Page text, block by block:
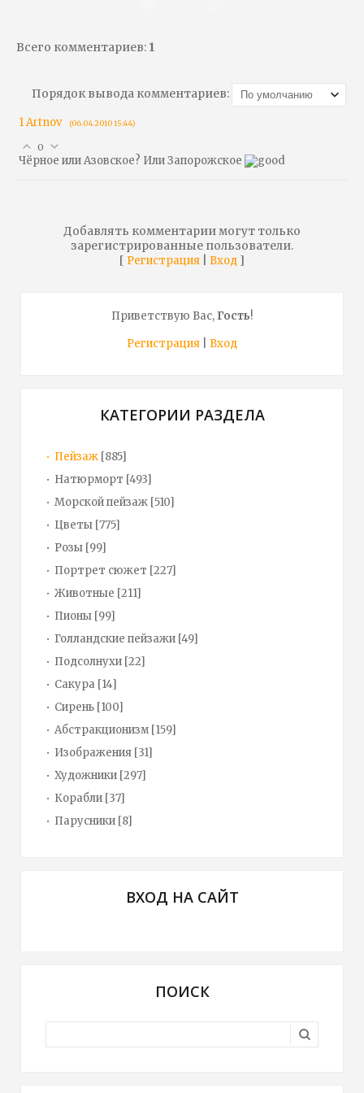
Всего комментариев: 1
Порядок вывода комментариев:
1Artnov (06.04.2010 15:44)
0
Чёрное или Азовское? Или Запорожское
Добавлять комментарии могут только
зарегистрированные пользователи.
[ Регистрация Вход ]
Приветствую Вас,Гость!
Регистрация
Вход
КАТЕГОРИИ РАЗДЕЛА
Пейзаж [885]
Натюрморт [493]
Морской пейзаж [510]
Цветы [775]
Розы [99]
Портрет сюжет [227]
Животные [211]
Пионы [99]
Голландские пейзажи [49]
Подсолнухи [22]
Сакура [14]
Сирень [100]
Абстракционизм [159]
Изображения [31]
Художники [297]
Корабли [37]
Парусники [8]
ВХОД НА САЙТ
ПОИСК